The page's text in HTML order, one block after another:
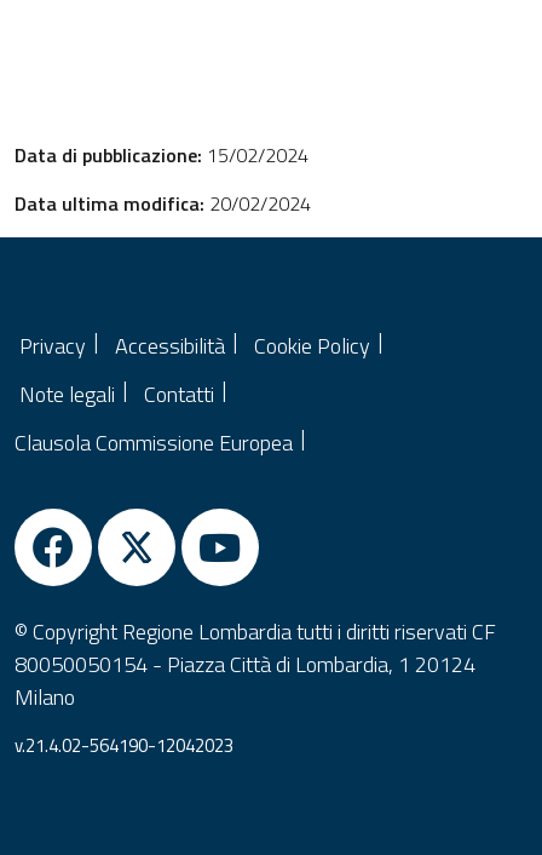
Data di pubblicazione: 15/02/2024
Data ultima modifica: 20/02/2024
Privacy Accessibilità
Cookie Policy
Note legali
Contatti
Clausola Commissione Europea
© Copyright Regione Lombardia tutti i diritti riservati CF
80050050154 - Piazza Città di Lombardia, 1 20124
Milano
v.21.4.02-564190-12042023